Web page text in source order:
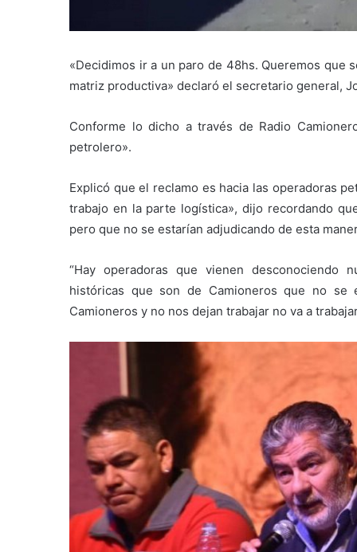
«Decidimos ir a un paro de 48hs. Queremos que
matriz productiva» declaró el secretario general,
Conforme lo dicho a través de Radio
petrolero».
Explicó que el reclamo es hacia las operadoras
trabajo en la parte logística», dijo recordando
pero que no se estarían adjudicando de esta
“Hay operadoras que vienen desconociendo
históricas que son de Camioneros que no se
Camioneros y no nos dejan trabajar no va a